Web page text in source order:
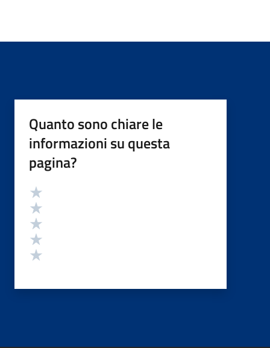
Quanto sono chiare le
informazioni su questa
pagina?
Valutazione